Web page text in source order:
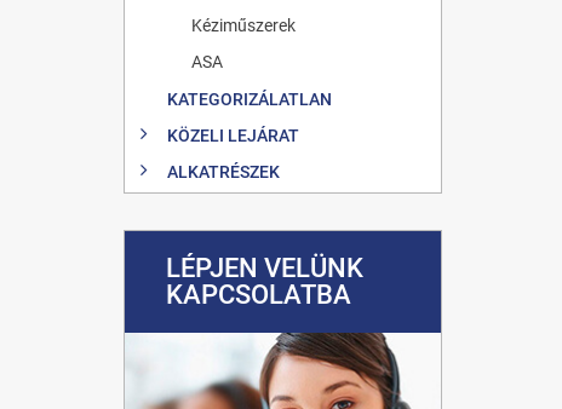
Kéziműszerek
ASA
KATEGORIZÁLATLAN
KÖZELI LEJÁRAT
ALKATRÉSZEK
LÉPJEN VELÜNK
KAPCSOLATBA